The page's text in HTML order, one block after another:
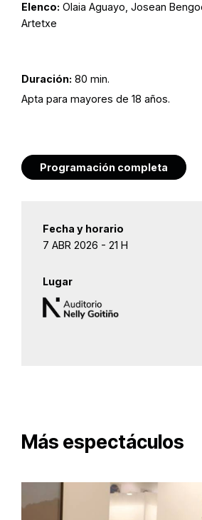
Elenco: Olaia Aguayo, Josean
Artetxe
Duración: 80 min.
Apta para mayores de 18 años.
Programación completa
Fecha y horario
7 ABR 2026 - 21 H
Lugar
Más espectáculos